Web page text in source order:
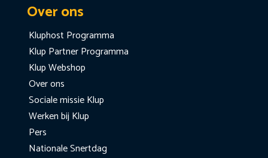
Over ons
Kluphost Programma
Klup Partner Programma
Klup Webshop
Over ons
Sociale missie Klup
Werken bij Klup
Pers
Nationale Snertdag